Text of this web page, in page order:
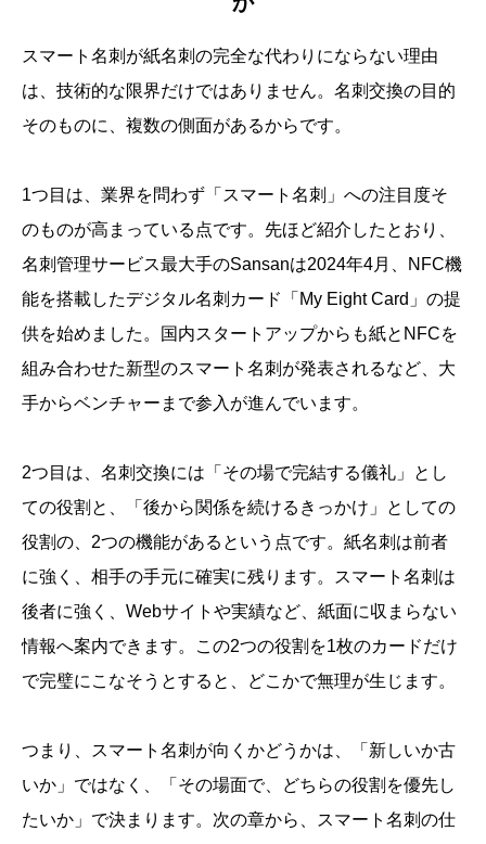
スマート名刺が紙名刺の完全な代わりにならない理由
は、技術的な限界だけではありません。名刺交換の目的
そのものに、複数の側面があるからです。
1つ目は、業界を問わず「スマート名刺」への注目度そ
のものが高まっている点です。先ほど紹介したとおり、
名刺管理サービス最大手のSansanは2024年4月、NFC機
能を搭載したデジタル名刺カード「My Eight Card」の提
供を始めました。国内スタートアップからも紙とNFCを
組み合わせた新型のスマート名刺が発表されるなど、大
手からベンチャーまで参入が進んでいます。
2つ目は、名刺交換には「その場で完結する儀礼」とし
ての役割と、「後から関係を続けるきっかけ」としての
役割の、2つの機能があるという点です。紙名刺は前者
に強く、相手の手元に確実に残ります。スマート名刺は
後者に強く、Webサイトや実績など、紙面に収まらない
情報へ案内できます。この2つの役割を1枚のカードだけ
で完璧にこなそうとすると、どこかで無理が生じます。
つまり、スマート名刺が向くかどうかは、「新しいか古
いか」ではなく、「その場面で、どちらの役割を優先し
たいか」で決まります。次の章から、スマート名刺の仕